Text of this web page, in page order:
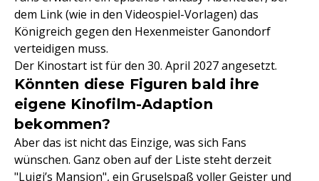
dem Link (wie in den Videospiel-Vorlagen) das
Königreich gegen den Hexenmeister Ganondorf
verteidigen muss.
Der Kinostart ist für den 30. April 2027 angesetzt.
Könnten diese Figuren bald ihre
eigene Kinofilm-Adaption
bekommen?
Aber das ist nicht das Einzige, was sich Fans
wünschen. Ganz oben auf der Liste steht derzeit
"Luigi’s Mansion", ein Gruselspaß voller Geister und